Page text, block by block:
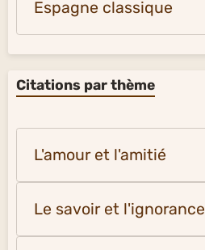
Espagne classique
Citations par thème
L'amour et l'amitié
Le savoir et l'ignorance